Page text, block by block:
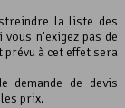
la liste des
n’exigez pas de
à cet effet sera
demande de devis
prix.